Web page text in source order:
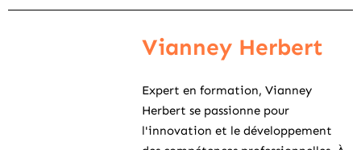
Vianney Herbert
Expert en formation, Vianney
Herbert se passionne pour
l'innovation et le développement